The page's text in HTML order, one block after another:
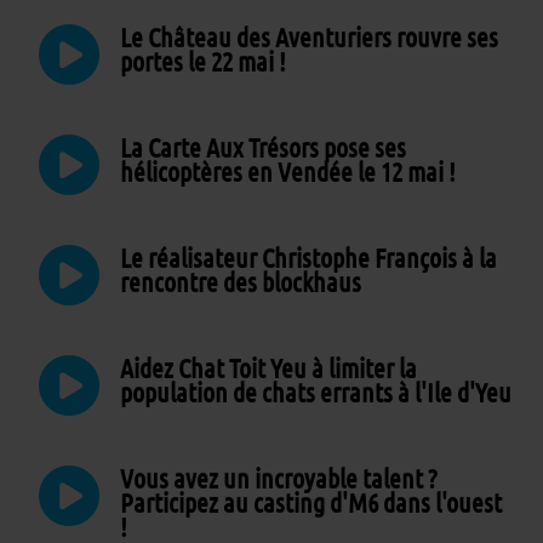
Le Château des Aventuriers rouvre ses
portes le 22 mai !
La Carte Aux Trésors pose ses
hélicoptères en Vendée le 12 mai !
Le réalisateur Christophe François à la
rencontre des blockhaus
Aidez Chat Toit Yeu à limiter la
population de chats errants à l'Ile d'Yeu
Vous avez un incroyable talent ?
Participez au casting d'M6 dans l'ouest
!